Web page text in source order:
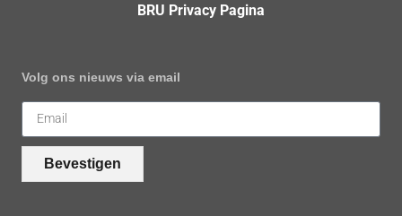
BRU Privacy Pagina
Volg ons nieuws via email
Bevestigen